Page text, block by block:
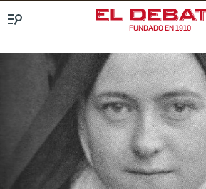
FUNDADO EN 1910